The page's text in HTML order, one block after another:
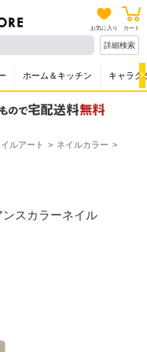
お気に入り カート
詳細検索
ホーム＆キッチン キャラク
ルアート
ネイルカラー
スカラーネイル